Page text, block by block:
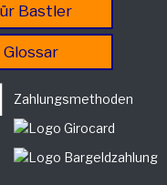
Bastler
Glossar
Zahlungsmethoden